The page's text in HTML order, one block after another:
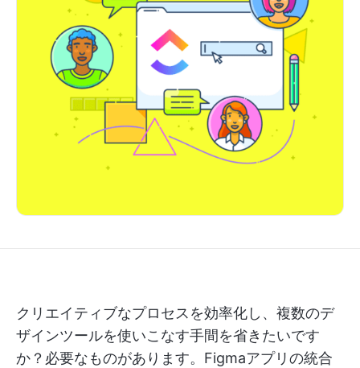
クリエイティブなプロセスを効率化し、複数のデ
ザインツールを使いこなす手間を省きたいです
か？必要なものがあります。Figmaアプリの統合